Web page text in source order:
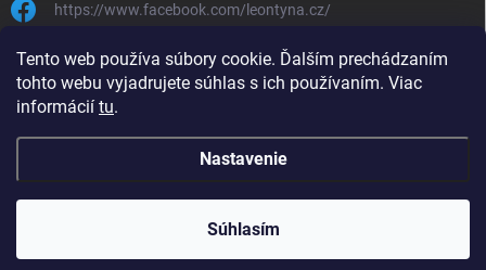
Tento web používa súbory cookie. Ďalším prechádzaním
tohto webu vyjadrujete súhlas s ich používaním. Viac
informácií tu.
Nastavenie
Súhlasím
https://www.facebook.com/leontyna.cz/
leontyna.cz
@leontyna.cz
Leontyna.sk . Všetky práva vyhradené.